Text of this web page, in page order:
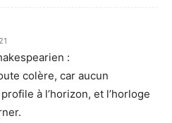
:
colère, car aucun
à l’horizon, et l’horloge